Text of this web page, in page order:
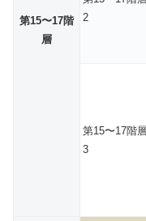
第15〜17階
層
2
第15〜17階
3